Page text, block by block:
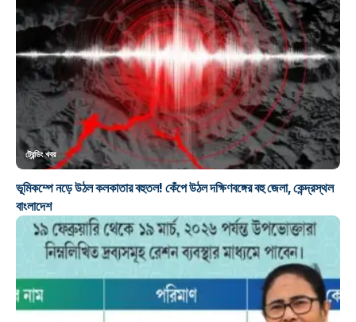
ট্রেন্ডিং খবর
ভূমিকম্পে নড়ে উঠল কলকাতার বহুতল! কেঁপে উঠল দক্ষিণবঙ্গের বহু জেলা, কেন্দ্রস্থল
বাংলাদেশ